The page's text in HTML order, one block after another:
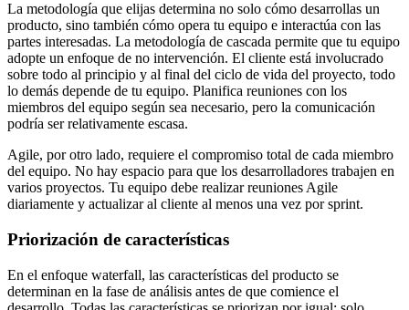
La metodología que elijas determina no solo cómo desarrollas un
producto, sino también cómo opera tu equipo e interactúa con las
partes interesadas. La metodología de cascada permite que tu equipo
adopte un enfoque de no intervención. El cliente está involucrado
sobre todo al principio y al final del ciclo de vida del proyecto, todo
lo demás depende de tu equipo. Planifica reuniones con los
miembros del equipo según sea necesario, pero la comunicación
podría ser relativamente escasa.
Agile, por otro lado, requiere el compromiso total de cada miembro
del equipo. No hay espacio para que los desarrolladores trabajen en
varios proyectos. Tu equipo debe realizar reuniones Agile
diariamente y actualizar al cliente al menos una vez por sprint.
Priorización de características
En el enfoque waterfall, las características del producto se
determinan en la fase de análisis antes de que comience el